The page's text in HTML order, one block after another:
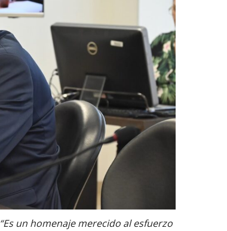
“Es un homenaje merecido al esfuerzo